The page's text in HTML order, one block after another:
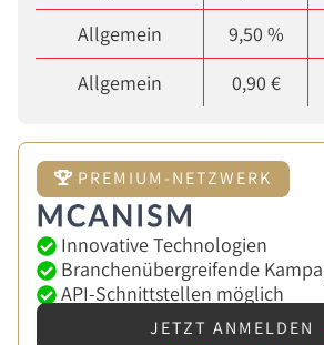
Allgemein
9,50 %
Allgemein
0,90 €
PREMIUM-NETZWERK
Innovative Technologien
Branchenübergreifende
API-Schnittstellen möglich
JETZT ANMELDEN